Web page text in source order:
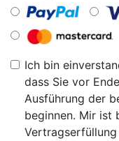
Ich bin
dass Sie vor
Ausführung der
beginnen. Mir ist